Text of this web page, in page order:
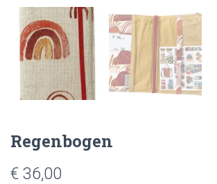
Regenbogen
€ 36,00